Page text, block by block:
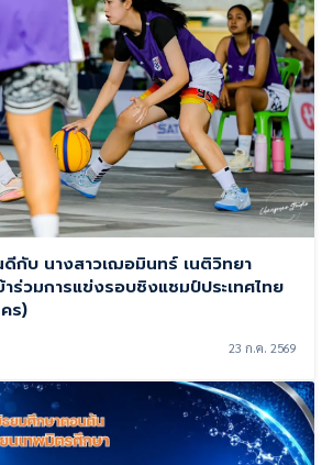
กับ นางสาวเฌอมินทร์ เนติวิทยา
าร่วมการแข่งรอบชิงแชมป์ประเทศไทย
ร)
23 ก.ค. 2569